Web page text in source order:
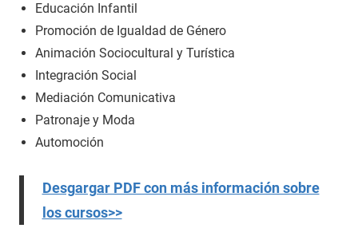
Educación Infantil
Promoción de Igualdad de Género
Animación Sociocultural y Turística
Integración Social
Mediación Comunicativa
Patronaje y Moda
Automoción
Desgargar PDF con más información sobre
los cursos>>